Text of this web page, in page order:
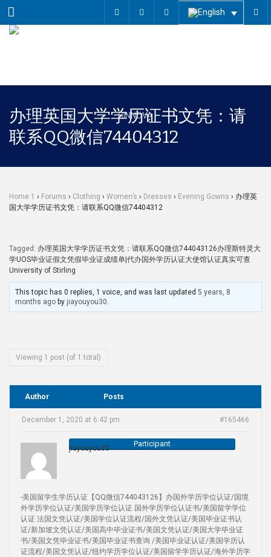
Menu
办理英国大学学历证书文凭：请
联系QQ微信74404312
Home 1 › Forums › Clothing › Women’s › Dresses › Evening Gowns › 办理英
国大学学历证书文凭：请联系QQ微信74404312
Tagged: 办理英国大学学历证书文凭：请联系QQ微信744043126办理斯特灵大
学UOS毕业证假文凭假毕业证成绩单|代办国外学历认证大使馆认证真实可查
University of Stirling
This topic has 0 replies, 1 voice, and was last updated5 years, 8
months ago by jiayouyou30.
Viewing 1 post (of 1 total)
Author Posts
December 1, 2020 at 6:42 pm #165466
jiayouyou30 Participant
-美国留学生学历认证【QQ微信744043126】办国外学历学位认证/国境
外学历学位认证/美国学历学位认证 国外学历学位认证书/美国留学学位
认证 法国文凭认证/美国学位认证流程/国外文凭认证/美国毕业证书认
证/新加坡文凭认证/美国高中毕业证书/美国文凭认证/美国大学毕业证
书/美国文凭毕业证书/美国毕业证书查询 /美国毕业证认证/美国学历认
证流程/美国文凭认证/纽约学历学位认证/美国留学学历认证/海外学历学